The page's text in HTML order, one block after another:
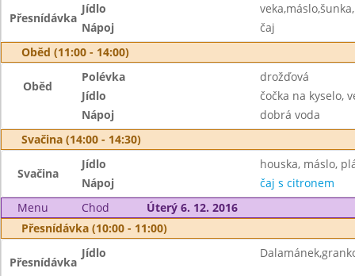
Přesnídávka
Jídlo
Nápoj
čaj
Oběd (11:00 - 14:00)
Oběd
Polévka
drožďová
Jídlo
čočka na kyselo,
Nápoj
dobrá voda
Svačina (14:00 - 14:30)
Svačina
Jídlo
houska, máslo,
Nápoj
čaj s citronem
Menu
Chod
Úterý 6. 12. 2016
Přesnídávka (10:00 - 11:00)
Přesnídávka
Jídlo